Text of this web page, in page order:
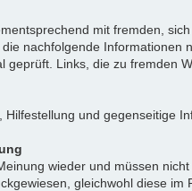
mit fremden,
nachfolgende
geprüft. Links, die zu fremden
und gegenseitige
wieder und müssen
gleichwohl diese